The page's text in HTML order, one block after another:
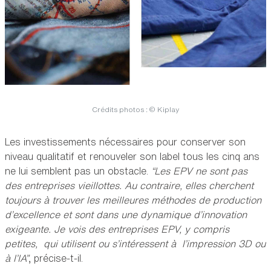
Crédits photos : © Kiplay
Les investissements nécessaires pour conserver son
niveau qualitatif et renouveler son label tous les cinq ans
ne lui semblent pas un obstacle. “Les EPV ne sont pas
des entreprises vieillottes. Au contraire, elles cherchent
toujours à trouver les meilleures méthodes de production
d’excellence et sont dans une dynamique d’innovation
exigeante. Je vois des entreprises EPV, y compris
petites, qui utilisent ou s’intéressent à l’impression 3D ou
à l’IA”, précise-t-il.